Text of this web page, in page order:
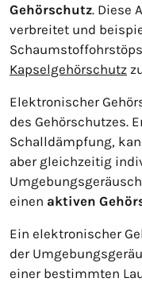
Gehörschutz. Diese
verbreitet und
Kapselgehörschutz
Elektronischer
des Gehörschutzes.
Schalldämpfung,
aber gleichzeitig
einen aktiven
Ein elektronischer
der
einer bestimmten